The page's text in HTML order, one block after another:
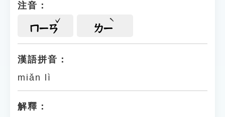
注音：
ㄇㄧㄢ ㄌㄧ
漢語拼音：
miǎn lì
解釋：